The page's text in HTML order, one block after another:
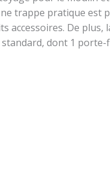
trappe pratique est
accessoires. De plus,
standard, dont 1